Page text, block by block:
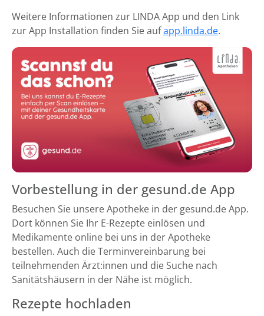
Weitere Informationen zur LINDA App und den Link
zur App Installation finden Sie aufapp.linda.de.
Vorbestellung in der gesund.de App
Besuchen Sie unsere Apotheke in der gesund.de App.
Dort können Sie Ihr E-Rezepte einlösen und
Medikamente online bei uns in der Apotheke
bestellen. Auch die Terminvereinbarung bei
teilnehmenden Ärzt:innen und die Suche nach
Sanitätshäusern in der Nähe ist möglich.
Rezepte hochladen